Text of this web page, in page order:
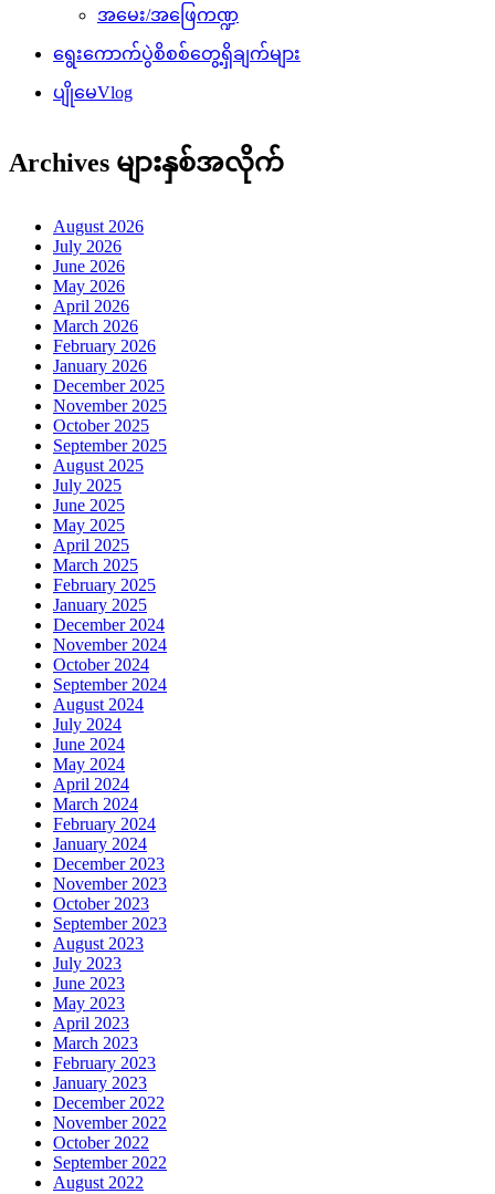
အမေး/အဖြေကဏ္ဍ
ရွေးကောက်ပွဲစိစစ်တွေ့ရှိချက်များ
ပျိုမေVlog
Archives များနှစ်အလိုက်
August 2026
July 2026
June 2026
May 2026
April 2026
March 2026
February 2026
January 2026
December 2025
November 2025
October 2025
September 2025
August 2025
July 2025
June 2025
May 2025
April 2025
March 2025
February 2025
January 2025
December 2024
November 2024
October 2024
September 2024
August 2024
July 2024
June 2024
May 2024
April 2024
March 2024
February 2024
January 2024
December 2023
November 2023
October 2023
September 2023
August 2023
July 2023
June 2023
May 2023
April 2023
March 2023
February 2023
January 2023
December 2022
November 2022
October 2022
September 2022
August 2022